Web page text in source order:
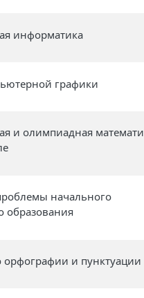
информатика
графики
и олимпиадная
начального
образования
орфографии и пунктуации